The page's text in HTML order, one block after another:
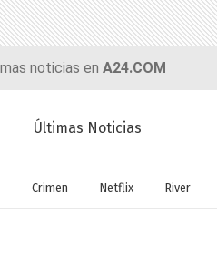
noticias en A24.COM
Últimas Noticias
Crimen Netflix River